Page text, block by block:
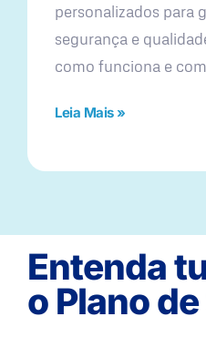
personalizados para
segurança e
como funciona e
Leia Mais »
Entenda
o Plano